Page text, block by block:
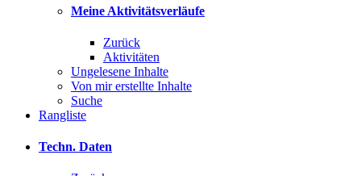
Meine Aktivitätsverläufe
Zurück
Aktivitäten
Ungelesene Inhalte
Von mir erstellte Inhalte
Suche
Rangliste
Techn. Daten